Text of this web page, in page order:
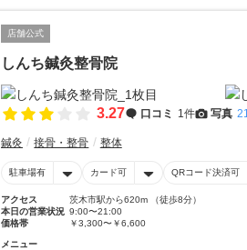
店舗公式
しんち鍼灸整骨院
3.27 口コミ 1件 写真
鍼灸 接骨・整骨 整体
駐車場有 カード可 QRコード決済可
アクセス
茨木市駅から620m （徒歩8分）
本日の営業状況 9:00〜21:00
価格帯
￥3,300〜￥6,600
メニュー